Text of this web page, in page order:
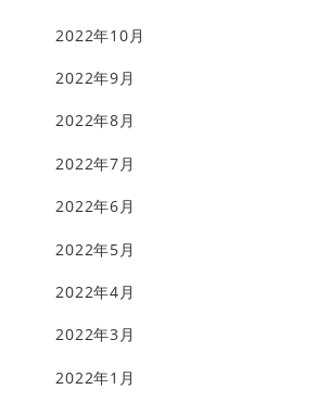
2022年10月
2022年9月
2022年8月
2022年7月
2022年6月
2022年5月
2022年4月
2022年3月
2022年1月